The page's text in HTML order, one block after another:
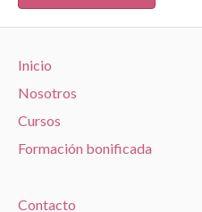
Inicio
Nosotros
Cursos
Formación bonificada
Contacto